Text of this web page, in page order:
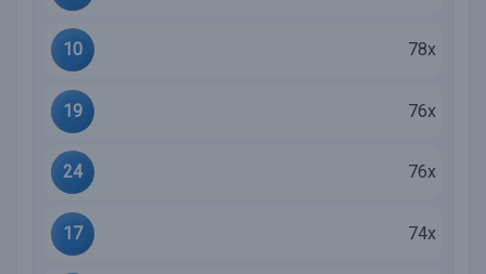
10 78x
19 76x
24 76x
17 74x